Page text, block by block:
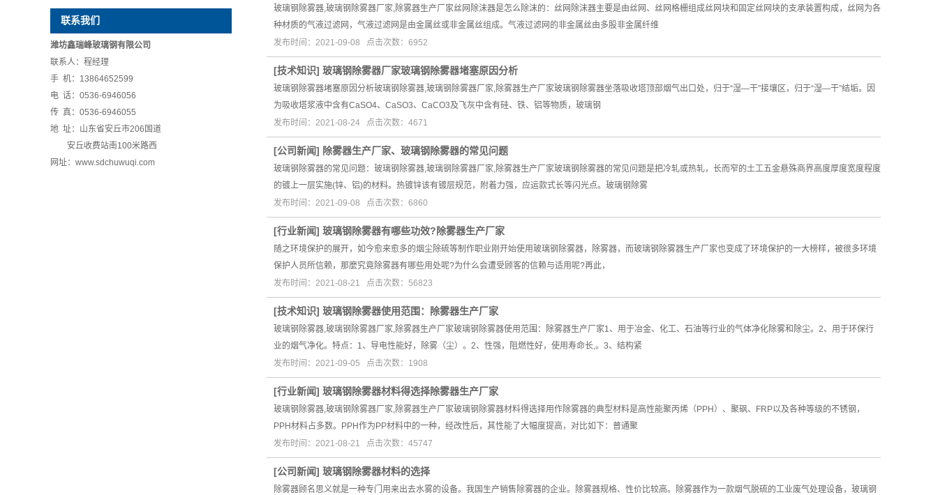
联系我们
潍坊鑫瑞峰玻璃钢有限公司
联系人：程经理
手 机：13864652599
电 话：0536-6946056
传 真：0536-6946055
地 址：山东省安丘市206国道
安丘收费站南100米路西
网址：www.sdchuwuqi.com
玻璃钢除雾器,玻璃钢除雾器厂家,除雾器生产厂家丝网除沫器是怎么除沫的：丝网除沫器主要是由丝网、丝网格栅组成丝网块和固定丝网块的支承装置构成，丝网为各
种材质的气液过滤网，气液过滤网是由金属丝或非金属丝组成。气液过滤网的非金属丝由多股非金属纤维
发布时间：2021-09-08 点击次数：6952
[技术知识] 玻璃钢除雾器厂家玻璃钢除雾器堵塞原因分析
玻璃钢除雾器堵塞原因分析玻璃钢除雾器,玻璃钢除雾器厂家,除雾器生产厂家玻璃钢除雾器坐落吸收塔顶部烟气出口处，归于“湿—干”接壤区，归于“湿—干”结垢。因
为吸收塔浆液中含有CaSO4、CaSO3、CaCO3及飞灰中含有硅、铁、铝等物质，玻璃钢
发布时间：2021-08-24 点击次数：4671
[公司新闻] 除雾器生产厂家、玻璃钢除雾器的常见问题
玻璃钢除雾器的常见问题：玻璃钢除雾器,玻璃钢除雾器厂家,除雾器生产厂家玻璃钢除雾器的常见问题是把冷轧或热轧，长而窄的土工五金悬殊商界高度厚度宽度程度
的镀上一层实施(锌、铝)的材料。热镀锌该有镀层规范，附着力强，应运款式长等闪光点。玻璃钢除雾
发布时间：2021-09-08 点击次数：6860
[行业新闻] 玻璃钢除雾器有哪些功效?除雾器生产厂家
随之环境保护的展开，如今愈来愈多的烟尘除硫等制作职业刚开始使用玻璃钢除雾器，除雾器，而玻璃钢除雾器生产厂家也变成了环境保护的一大榜样，被很多环境
保护人员所信赖，那麼究竟除雾器有哪些用处呢?为什么会遭受顾客的信赖与适用呢?再此，
发布时间：2021-08-21 点击次数：56823
[技术知识] 玻璃钢除雾器使用范围：除雾器生产厂家
玻璃钢除雾器,玻璃钢除雾器厂家,除雾器生产厂家玻璃钢除雾器使用范围：除雾器生产厂家1、用于冶金、化工、石油等行业的气体净化除雾和除尘。2、用于环保行
业的烟气净化。特点：1、导电性能好，除雾（尘）。2、性强，阻燃性好，使用寿命长,。3、结构紧
发布时间：2021-09-05 点击次数：1908
[行业新闻] 玻璃钢除雾器材料得选择除雾器生产厂家
玻璃钢除雾器,玻璃钢除雾器厂家,除雾器生产厂家玻璃钢除雾器材料得选择用作除雾器的典型材料是高性能聚丙烯（PPH）、聚砜、FRP以及各种等级的不锈钢，
PPH材料占多数。PPH作为PP材料中的一种，经改性后，其性能了大幅度提高，对比如下：普通聚
发布时间：2021-08-21 点击次数：45747
[公司新闻] 玻璃钢除雾器材料的选择
除雾器顾名思义就是一种专门用来出去水雾的设备。我国生产销售除雾器的企业。除雾器规格、性价比较高。除雾器作为一款烟气脱硫的工业废气处理设备，玻璃钢